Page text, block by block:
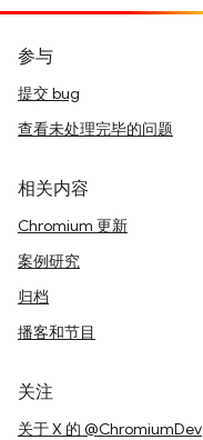
参与
提交 bug
查看未处理完毕的问题
相关内容
Chromium 更新
案例研究
归档
播客和节目
关注
关于 X 的 @ChromiumDev